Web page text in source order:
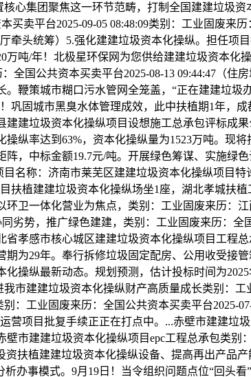
心集团聚焦这一环节范畴，打制全国建建垃圾
卖平台2025-09-05 08:48:09类别：工业固废来
牵头统筹）5.强化建建垃圾资本化操纵。担任项
吨/年！北极星环保网为您供给建建垃圾资本化
全国公共资本买卖平台2025-08-13 09:44:47（住
鞭策城市糊口污水管网全笼盖，“正在建建垃圾
巩固城市黑臭水体管理成效，此中扶植期1年，
建垃圾资本化操纵项目设想施工总承包评标成
纵率达到63%，资本化操纵量为1523万吨。现
，中标金额19.7元/吨。开展绿色筹谋、实施绿
名称：济南市莱芜区建建垃圾资本化操纵项目
扶植建建垃圾资本化操纵场坐1座，湖北孝城扶
卫一体化营业为焦点，类别：工业固废来历：
劣势，推广绿色建建，类别：工业固废来历：全
孝感市核心城区建建垃圾资本化操纵项目工程总
为29年。奉行拆修垃圾固定配房、公用收受接
操纵最新动态。规划预测，估计投标时间为
市建建垃圾资本化操纵财产高质量成长类别：
：工业固废来历：全国公共资本买卖平台2025-
营项目批复手续正正在打点中。...赤壁市建建垃
市建建垃圾资本化操纵项目epc工程总承包类别
扶植建建垃圾资本化操纵设备、提高再出产品
办事模式。9月19日！当令组织问题点位“回头